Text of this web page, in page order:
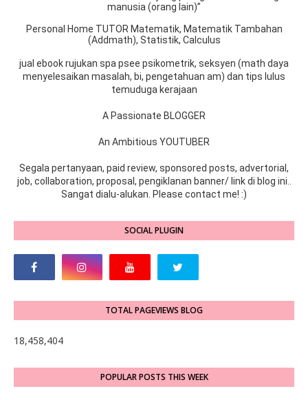
manusia (orang lain)”
Personal Home TUTOR Matematik, Matematik Tambahan
(Addmath), Statistik, Calculus
jual ebook rujukan spa psee psikometrik, seksyen (math daya
menyelesaikan masalah, bi, pengetahuan am) dan tips lulus
temuduga kerajaan
A Passionate BLOGGER
An Ambitious YOUTUBER
Segala pertanyaan, paid review, sponsored posts, advertorial,
job, collaboration, proposal, pengiklanan banner/ link di blog ini..
Sangat dialu-alukan. Please contact me! :)
SOCIAL PLUGIN
TOTAL PAGEVIEWS BLOG
18,458,404
POPULAR POSTS THIS WEEK